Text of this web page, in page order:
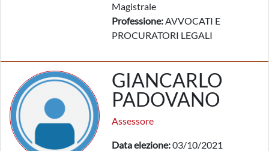
Magistrale
Professione:AVVOCATI E
PROCURATORI LEGALI
GIANCARLO
PADOVANO
Assessore
Data elezione:03/10/2021